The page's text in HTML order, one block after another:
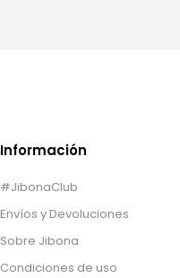
Información
#JibonaClub
Envíos y Devoluciones
Sobre Jibona
Condiciones de uso